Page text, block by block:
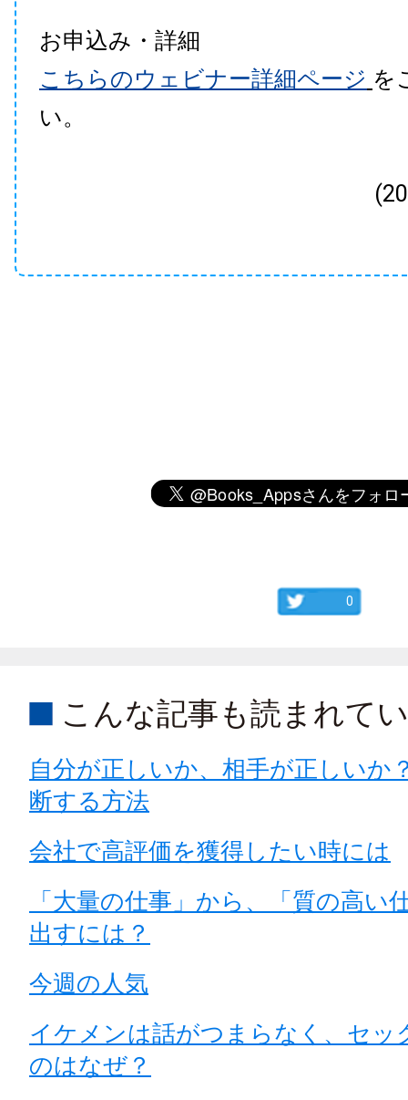
お申込み・詳細
こちらのウェビナー詳細ページ を
い。
0
こんな記事も読まれて
自分が正しいか、相手が正しいか
断する方法
会社で高評価を獲得したい時には
「大量の仕事」から、「質の高い
出すには？
今週の人気
イケメンは話がつまらなく、セッ
のはなぜ？